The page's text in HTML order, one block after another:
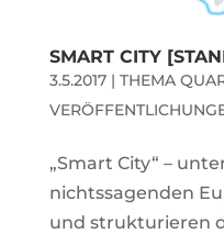
SMART CITY
3.5.2017| THEMA
„Smart City“ –
nichtssagenden
und strukturieren